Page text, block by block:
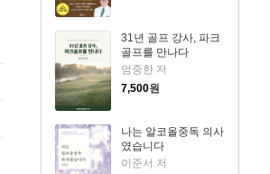
31년 골프 강사, 파크
골프를 만나다
엄중한 저
7,500원
나는 알코올중독 의사
였습니다
이준서 저